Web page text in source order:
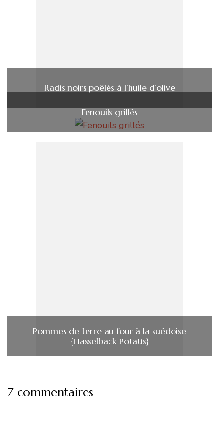
Radis noirs poêlés à l’huile d’olive
Fenouils grillés
Pommes de terre au four à la suédoise
{Hasselback Potatis}
7 commentaires